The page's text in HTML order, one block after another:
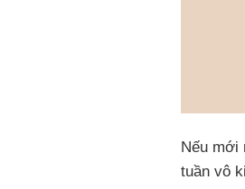
Nếu mới
tuần vô